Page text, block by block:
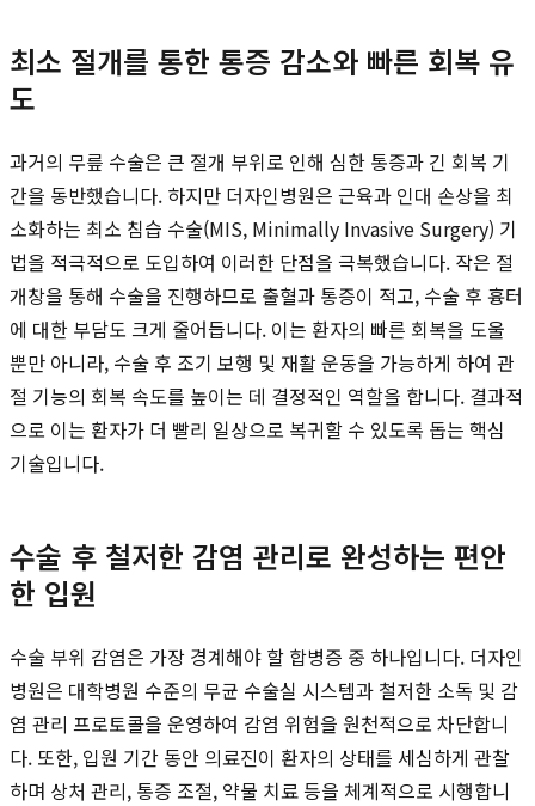
최소 절개를 통한 통증 감소와 빠른 회복 유
도
과거의 무릎 수술은 큰 절개 부위로 인해 심한 통증과 긴 회복 기
간을 동반했습니다. 하지만 더자인병원은 근육과 인대 손상을 최
소화하는 최소 침습 수술(MIS, Minimally Invasive Surgery) 기
법을 적극적으로 도입하여 이러한 단점을 극복했습니다. 작은 절
개창을 통해 수술을 진행하므로 출혈과 통증이 적고, 수술 후 흉터
에 대한 부담도 크게 줄어듭니다. 이는 환자의 빠른 회복을 도울
뿐만 아니라, 수술 후 조기 보행 및 재활 운동을 가능하게 하여 관
절 기능의 회복 속도를 높이는 데 결정적인 역할을 합니다. 결과적
으로 이는 환자가 더 빨리 일상으로 복귀할 수 있도록 돕는 핵심
기술입니다.
수술 후 철저한 감염 관리로 완성하는 편안
한 입원
수술 부위 감염은 가장 경계해야 할 합병증 중 하나입니다. 더자인
병원은 대학병원 수준의 무균 수술실 시스템과 철저한 소독 및 감
염 관리 프로토콜을 운영하여 감염 위험을 원천적으로 차단합니
다. 또한, 입원 기간 동안 의료진이 환자의 상태를 세심하게 관찰
하며 상처 관리, 통증 조절, 약물 치료 등을 체계적으로 시행합니